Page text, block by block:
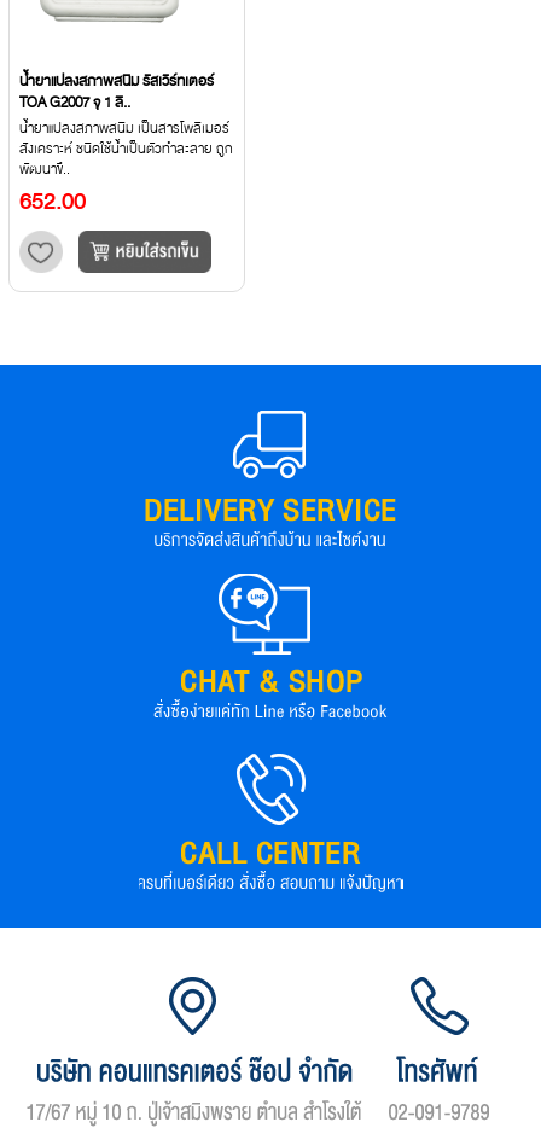
น้ำยาแปลงสภาพสนิม รัสเวิร์ทเตอร์
TOA G2007 จุ 1 ลิ..
น้ำยาแปลงสภาพสนิม เป็นสารโพลีเมอร์
สังเคราะห์ ชนิดใช้น้ำเป็นตัวทำละลาย ถูก
พัฒนาขึ..
652.00